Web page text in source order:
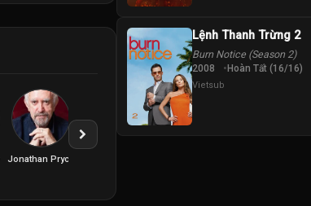
Jonathan Pryce
Lệnh Thanh Trừng 2
Burn Notice (Season 2)
2008 Hoàn Tất (16/16)
Vietsub